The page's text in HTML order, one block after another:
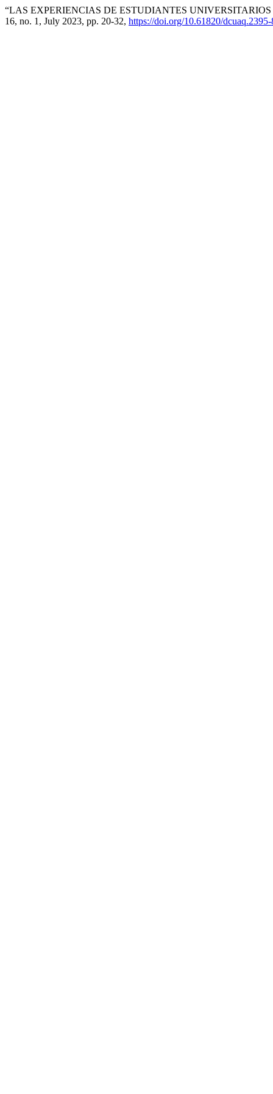
“LAS EXPERIENCIAS DE ESTUDIANTES
16, no. 1, July 2023, pp. 20-32, https://doi.org/10.61820/